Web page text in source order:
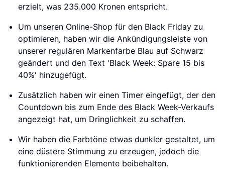
erzielt, was 235.000 Kronen entspricht.
Um unseren Online-Shop für den Black Friday zu
optimieren, haben wir die Ankündigungsleiste von
unserer regulären Markenfarbe Blau auf Schwarz
geändert und den Text 'Black Week: Spare 15 bis
40%' hinzugefügt.
Zusätzlich haben wir einen Timer eingefügt, der den
Countdown bis zum Ende des Black Week-Verkaufs
angezeigt hat, um Dringlichkeit zu schaffen.
Wir haben die Farbtöne etwas dunkler gestaltet, um
eine düstere Stimmung zu erzeugen, jedoch die
funktionierenden Elemente beibehalten.